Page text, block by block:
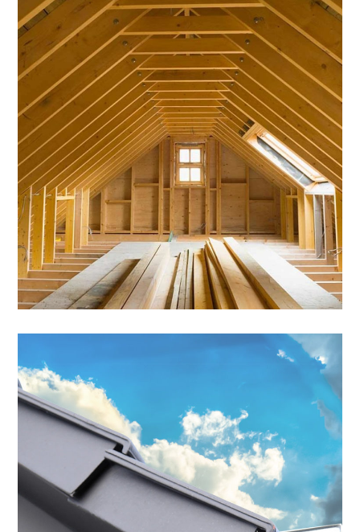
Dachbodenausbau
ZIMMEREI
Ortgang, Dachrinne
SONSTIGES /